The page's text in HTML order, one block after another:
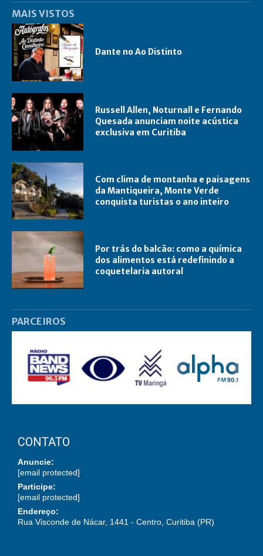
MAIS VISTOS
Dante no Ao Distinto
Russell Allen, Noturnall e Fernando
Quesada anunciam noite acústica
exclusiva em Curitiba
Com clima de montanha e paisagens
da Mantiqueira, Monte Verde
conquista turistas o ano inteiro
Por trás do balcão: como a química
dos alimentos está redefinindo a
coquetelaria autoral
PARCEIROS
CONTATO
Anuncie:
[email protected]
Participe:
[email protected]
Endereço:
Rua Visconde de Nácar, 1441 - Centro, Curitiba (PR)